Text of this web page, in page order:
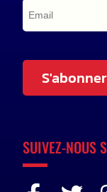
S'abonner
SUIVEZ-NOUS